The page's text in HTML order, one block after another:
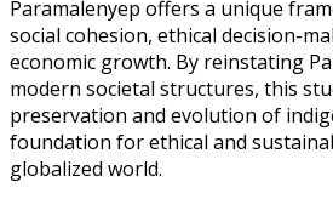
Paramalenyep offers a unique
social cohesion, ethical decision-
economic growth. By reinstating
modern societal structures, this
preservation and evolution of
foundation for ethical and
globalized world.